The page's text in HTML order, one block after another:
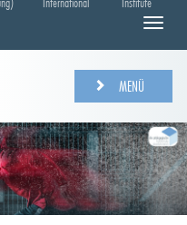
N
g
a
t
i
o
n
e
MENÜ